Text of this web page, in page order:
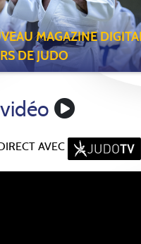
vidéo
AVEC
MAGAZINE
DE JUDO